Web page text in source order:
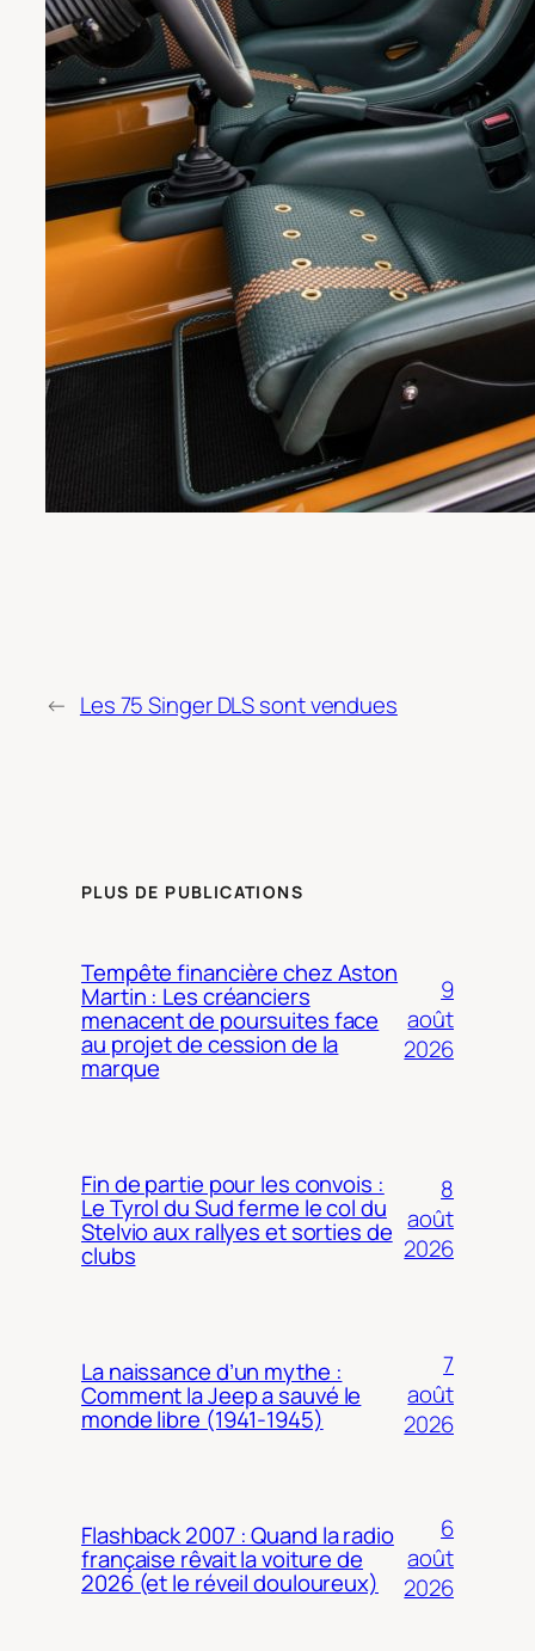
← Les 75 Singer DLS sont vendues
PLUS DE PUBLICATIONS
Tempête financière chez Aston
Martin : Les créanciers
menacent de poursuites face
au projet de cession de la
marque
9
août
2026
Fin de partie pour les convois :
Le Tyrol du Sud ferme le col du
Stelvio aux rallyes et sorties de
clubs
8
août
2026
La naissance d’un mythe :
Comment la Jeep a sauvé le
monde libre (1941-1945)
7
août
2026
Flashback 2007 : Quand la radio
française rêvait la voiture de
2026 (et le réveil douloureux)
6
août
2026